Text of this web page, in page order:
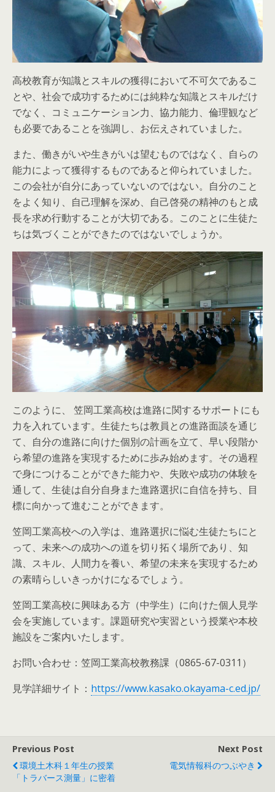
高校教育が知識とスキルの獲得において不可欠であるこ
とや、社会で成功するためには純粋な知識とスキルだけ
でなく、コミュニケーション力、協力能力、倫理観など
も必要であることを強調し、お伝えされていました。
また、働きがいや生きがいは望むものではなく、自らの
能力によって獲得するものであると仰られていました。
この会社が自分にあっていないのではない。自分のこと
をよく知り、自己理解を深め、自己啓発の精神のもと成
長を求め行動することが大切である。このことに生徒た
ちは気づくことができたのではないでしょうか。
このように、 笠岡工業高校は進路に関するサポートにも
力を入れています。生徒たちは教員との進路面談を通じ
て、自分の進路に向けた個別の計画を立て、早い段階か
ら希望の進路を実現するために歩み始めます。その過程
で身につけることができた能力や、失敗や成功の体験を
通して、生徒は自分自身また進路選択に自信を持ち、目
標に向かって進むことができます。
笠岡工業高校への入学は、進路選択に悩む生徒たちにと
って、未来への成功への道を切り拓く場所であり、知
識、スキル、人間力を養い、希望の未来を実現するため
の素晴らしいきっかけになるでしょう。
笠岡工業高校に興味ある方（中学生）に向けた個人見学
会を実施しています。課題研究や実習という授業や本校
施設をご案内いたします。
お問い合わせ：笠岡工業高校教務課（0865-67-0311）
見学詳細サイト： https://www.kasako.okayama-c.ed.jp/
Previous Post
環境土木科１年生の授業
「トラバース測量」に密着
Next Post
電気情報科のつぶやき